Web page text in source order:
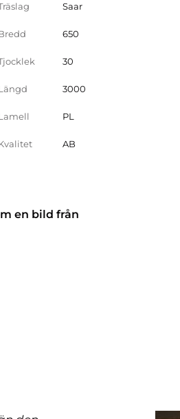
Saar
650
30
3000
PL
AB
en bild från